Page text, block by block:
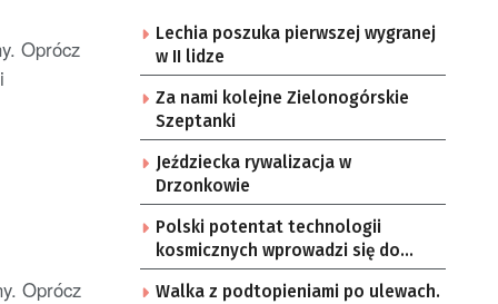
Oprócz
Oprócz
Lechia poszuka pierwszej wygranej
w II lidze
Za nami kolejne Zielonogórskie
Szeptanki
Jeździecka rywalizacja w
Drzonkowie
Polski potentat technologii
kosmicznych wprowadzi się do
Zielonej Góry
Walka z podtopieniami po ulewach.